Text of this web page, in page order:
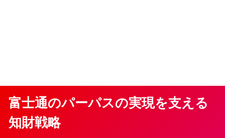
富士通のパーパスの実現を支える
知財戦略